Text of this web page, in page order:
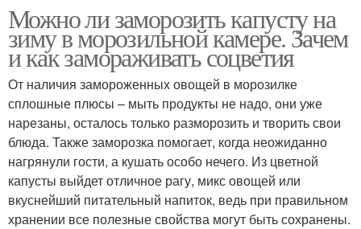
Можно ли заморозить капусту на
зиму в морозильной камере. Зачем
и как замораживать соцветия
От наличия замороженных овощей в морозилке
сплошные плюсы – мыть продукты не надо, они уже
нарезаны, осталось только разморозить и творить свои
блюда. Также заморозка помогает, когда неожиданно
нагрянули гости, а кушать особо нечего. Из цветной
капусты выйдет отличное рагу, микс овощей или
вкуснейший питательный напиток, ведь при правильном
хранении все полезные свойства могут быть сохранены.